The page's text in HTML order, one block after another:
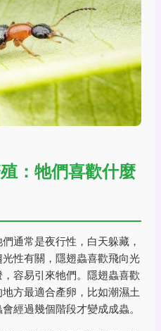
：牠們喜歡什麼
通常是夜行性，白天躲藏，
性有關，隱翅蟲喜歡飛向光
容易引來牠們。隱翅蟲喜歡
方最適合產卵，比如潮濕土
經過幾個階段才變成成蟲。